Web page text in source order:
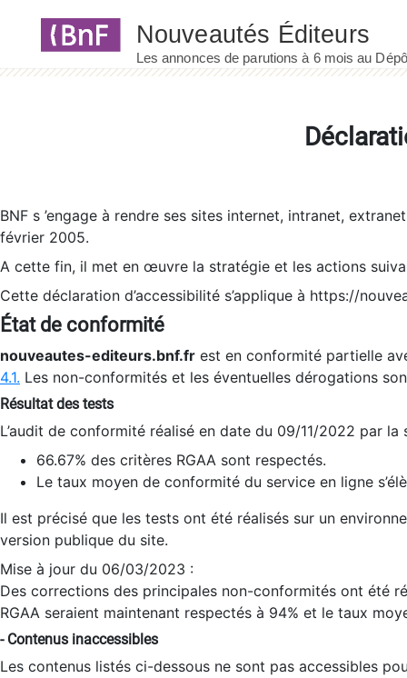
BNF s ’engage à rendre ses sites internet, intranet,
février 2005.
A cette fin, il met en œuvre la stratégie et les actions
Cette déclaration d’accessibilité s’applique à https://
État de conformité
nouveautes-editeurs.bnf.fr est en conformité partielle
4.1. Les non-conformités et les éventuelles dérogations
Résultat des tests
L’audit de conformité réalisé en date du 09/11/2022 par
66.67% des critères RGAA sont respectés.
Le taux moyen de conformité du service en ligne
Il est précisé que les tests ont été réalisés sur un
version publique du site.
Mise à jour du 06/03/2023 :
Des corrections des principales non-conformités ont été
RGAA seraient maintenant respectés à 94% et le taux
- Contenus inaccessibles
Les contenus listés ci-dessous ne sont pas accessibles